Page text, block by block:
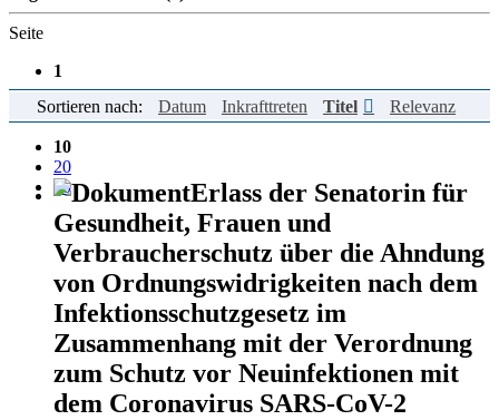
Seite
1
Einträge pro Seite
10
20
50
Sortieren nach: Datum Inkrafttreten Titel Relevanz
Erlass der Senatorin für
Gesundheit, Frauen und
Verbraucherschutz über die Ahndung
von Ordnungswidrigkeiten nach dem
Infektionsschutzgesetz im
Zusammenhang mit der Verordnung
zum Schutz vor Neuinfektionen mit
dem Coronavirus SARS-CoV-2